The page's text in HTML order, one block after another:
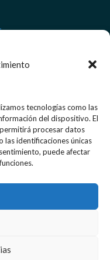
tecnologías como las
del dispositivo. El
procesar datos
las identificaciones únicas
puede afectar